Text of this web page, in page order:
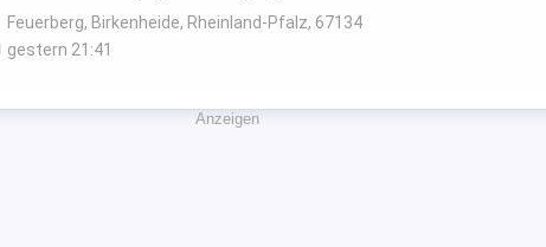
Wert von 42,5 dB. Wichtig: Es ...
Feuerberg, Birkenheide, Rheinland-Pfalz, 67134
gestern 21:41
Anzeigen